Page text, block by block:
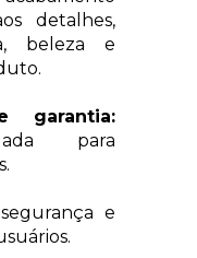
detalhes,
beleza e
para
e